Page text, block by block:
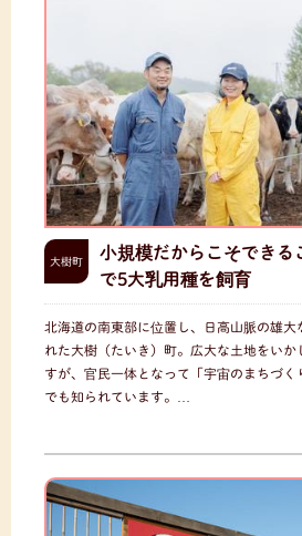
大樹町
小規模だからこそできる
で5大乳用種を飼育
北海道の南東部に位置し、日高山脈の雄
れた大樹（たいき）町。広大な土地をい
すが、官民一体となって「宇宙のまちづく
でも知られています。…